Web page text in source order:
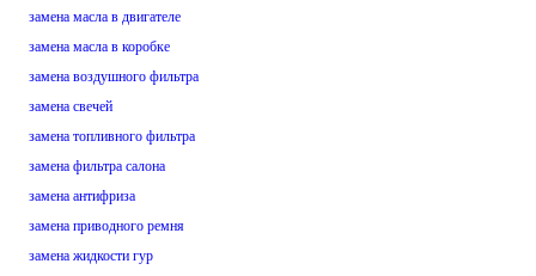
замена масла в двигателе
замена масла в коробке
замена воздушного фильтра
замена свечей
замена топливного фильтра
замена фильтра салона
замена антифриза
замена приводного ремня
замена жидкости гур